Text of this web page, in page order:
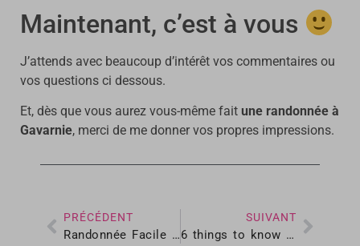
Maintenant, c’est à vous
J’attends avec beaucoup d’intérêt vos commentaires ou
vos questions ci dessous.
Et, dès que vous aurez vous-même fait une randonnée à
Gavarnie, merci de me donner vos propres impressions.
PRÉCÉDENT
Randonnée Facile : La Baronnie des Angles
SUIVANT
6 things to know about descending